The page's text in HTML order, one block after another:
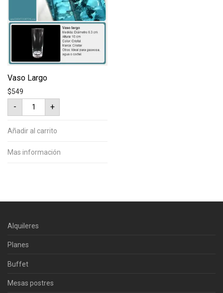
Vaso Largo
$549
-
Vaso
Largo
cantidad
+
Añadir al carrito
Mas información
Alquileres
Planes
Buffet
Mesas postres